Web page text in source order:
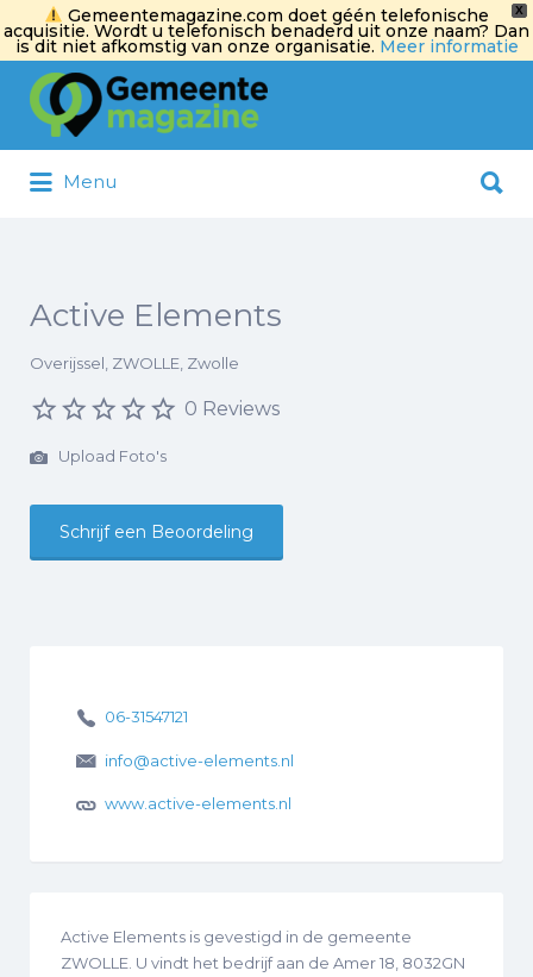
X
Gemeentemagazine.com doet géén telefonische
acquisitie. Wordt u telefonisch benaderd uit onze naam? Dan
is dit niet afkomstig van onze organisatie. Meer informatie
Zoek
naar:
Menu
naar:
Active Elements
Overijssel, ZWOLLE, Zwolle
0 Reviews
Upload Foto's
Schrijf een Beoordeling
06-31547121
info@active-elements.nl
www.active-elements.nl
Active Elements is gevestigd in de gemeente
ZWOLLE. U vindt het bedrijf aan de Amer 18, 8032GN